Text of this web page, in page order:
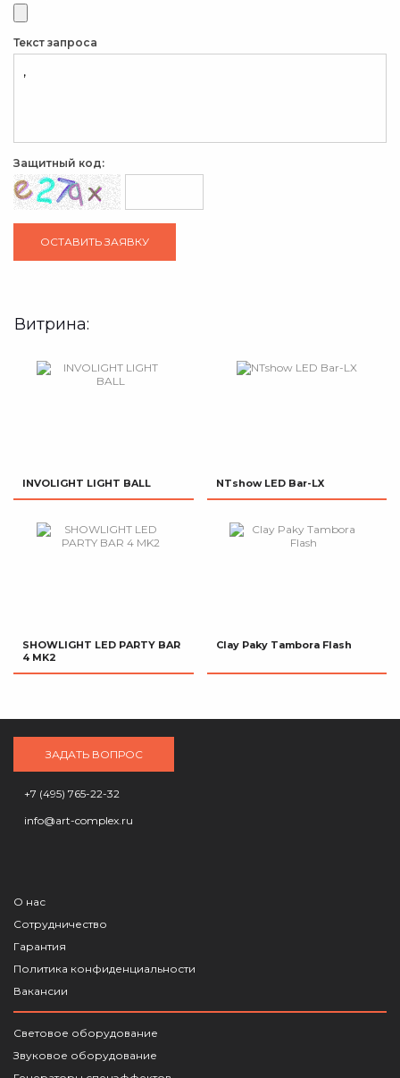
Текст запроса
Защитный код:
Витрина:
INVOLIGHT LIGHT BALL NTshow LED Bar-LX
SHOWLIGHT LED PARTY BAR
4 MK2
Clay Paky Tambora Flash
ЗАДАТЬ ВОПРОС
+7 (495) 765-22-32
info@art-complex.ru
О нас
Сотрудничество
Гарантия
Политика конфиденциальности
Вакансии
Световое оборудование
Звуковое оборудование